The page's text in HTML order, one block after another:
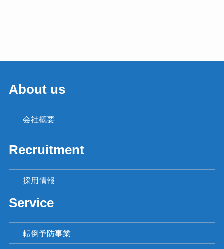
About us
会社概要
Recruitment
採用情報
Service
転倒予防事業